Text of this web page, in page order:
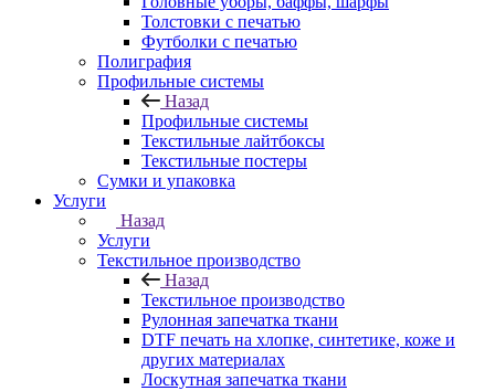
Толстовки с печатью
Футболки с печатью
Полиграфия
Профильные системы
Назад
Профильные системы
Текстильные лайтбоксы
Текстильные постеры
Сумки и упаковка
Услуги
Назад
Услуги
Текстильное производство
Назад
Текстильное производство
Рулонная запечатка ткани
DTF печать на хлопке, синтетике, коже и
других материалах
Лоскутная запечатка ткани